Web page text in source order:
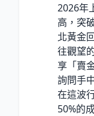
2026年
高，突
北黃金
往觀望
享「賣
詢問手
在這波
50%的